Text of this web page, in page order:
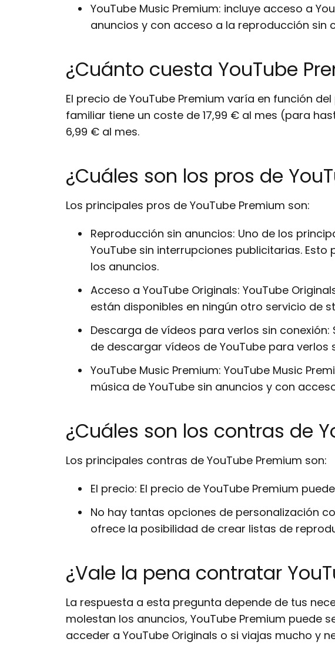
YouTube Music Premium: incluye acceso a
anuncios y con acceso a la reproducción sin
¿Cuánto cuesta YouTube
El precio de YouTube Premium varía en función
familiar tiene un coste de 17,99 € al mes (para
6,99 € al mes.
¿Cuáles son los pros de
Los principales pros de YouTube Premium son:
Reproducción sin anuncios: Uno de los
YouTube sin interrupciones publicitarias.
los anuncios.
Acceso a YouTube Originals: YouTube
están disponibles en ningún otro servicio de
Descarga de vídeos para verlos sin
de descargar vídeos de YouTube para verlos
YouTube Music Premium: YouTube Music
música de YouTube sin anuncios y con
¿Cuáles son los contras de
Los principales contras de YouTube Premium son:
El precio: El precio de YouTube Premium
No hay tantas opciones de personalización
ofrece la posibilidad de crear listas de
¿Vale la pena contratar
La respuesta a esta pregunta depende de tus
molestan los anuncios, YouTube Premium puede
acceder a YouTube Originals o si viajas mucho y